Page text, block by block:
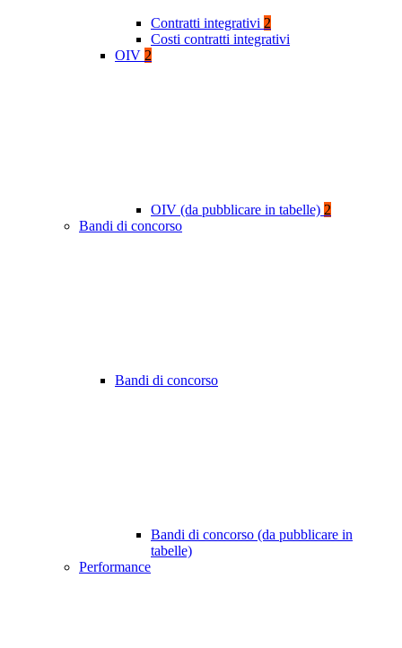
Contratti integrativi 2
Costi contratti integrativi
OIV 2
OIV (da pubblicare in tabelle) 2
Bandi di concorso
Bandi di concorso
Bandi di concorso (da pubblicare in
tabelle)
Performance